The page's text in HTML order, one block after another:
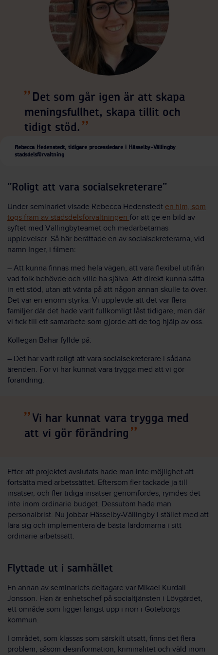
Det som går igen är att skapa
meningsfullhet, skapa tillit och
tidigt stöd.
Rebecca Hedenstedt, tidigare processledare i Hässelby-Vällingby
stadsdelsförvaltning
”Roligt att vara socialsekreterare”
Under seminariet visade Rebecca Hedenstedt en film, som
togs fram av stadsdelsförvaltningen för att ge en bild av
syftet med Vällingbyteamet och medarbetarnas
upplevelser. Så här berättade en av socialsekreterarna, vid
namn Inger, i filmen:
– Att kunna finnas med hela vägen, att vara flexibel utifrån
vad folk behövde och ville ha själva. Att direkt kunna sätta
in ett stöd, utan att vänta på att någon annan skulle ta över.
Det var en enorm styrka. Vi upplevde att det var flera
familjer där det hade varit fullkomligt låst tidigare, men där
vi fick till ett samarbete som gjorde att de tog hjälp av oss.
Kollegan Bahar fyllde på:
– Det har varit roligt att vara socialsekreterare i sådana
ärenden. För vi har kunnat vara trygga med att vi gör
förändring.
Vi har kunnat vara trygga med
att vi gör förändring
Efter att projektet avslutats hade man inte möjlighet att
fortsätta med arbetssättet. Eftersom fler tackade ja till
insatser, och fler tidiga insatser genomfördes, rymdes det
inte inom ordinarie budget. Dessutom hade man
personalbrist. Nu jobbar Hässelby-Vällingby i stället med att
lära sig och implementera de bästa lärdomarna i sitt
ordinarie arbetssätt.
Flyttade ut i samhället
En annan av seminariets deltagare var Mikael Kurdali
Jonsson. Han är enhetschef på socialtjänsten i Lövgärdet,
ett område som ligger längst upp i norr i Göteborgs
kommun.
I området, som klassas som särskilt utsatt, finns det flera
problem, såsom desinformation, kriminalitet och våld inom